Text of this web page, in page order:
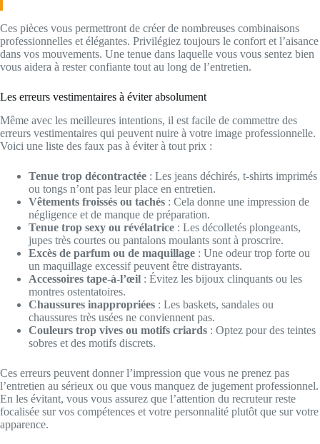
Ces pièces vous permettront de créer de nombreuses combinaisons
professionnelles et élégantes. Privilégiez toujours le confort et l’aisance
dans vos mouvements. Une tenue dans laquelle vous vous sentez bien
vous aidera à rester confiante tout au long de l’entretien.
Les erreurs vestimentaires à éviter absolument
Même avec les meilleures intentions, il est facile de commettre des
erreurs vestimentaires qui peuvent nuire à votre image professionnelle.
Voici une liste des faux pas à éviter à tout prix :
Tenue trop décontractée : Les jeans déchirés, t-shirts imprimés
ou tongs n’ont pas leur place en entretien.
Vêtements froissés ou tachés : Cela donne une impression de
négligence et de manque de préparation.
Tenue trop sexy ou révélatrice : Les décolletés plongeants,
jupes très courtes ou pantalons moulants sont à proscrire.
Excès de parfum ou de maquillage : Une odeur trop forte ou
un maquillage excessif peuvent être distrayants.
Accessoires tape-à-l’œil : Évitez les bijoux clinquants ou les
montres ostentatoires.
Chaussures inappropriées : Les baskets, sandales ou
chaussures très usées ne conviennent pas.
Couleurs trop vives ou motifs criards : Optez pour des teintes
sobres et des motifs discrets.
Ces erreurs peuvent donner l’impression que vous ne prenez pas
l’entretien au sérieux ou que vous manquez de jugement professionnel.
En les évitant, vous vous assurez que l’attention du recruteur reste
focalisée sur vos compétences et votre personnalité plutôt que sur votre
apparence.